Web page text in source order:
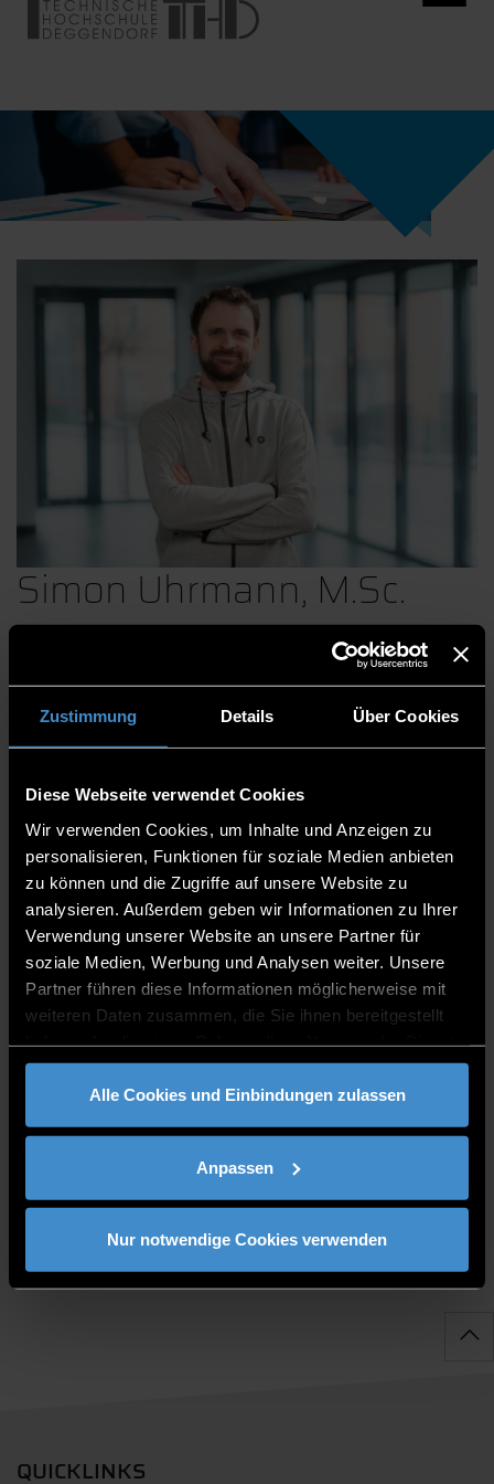
Zustimmung Details Über Cookies
Diese Webseite verwendet Cookies
Wir verwenden Cookies, um Inhalte und Anzeigen zu
personalisieren, Funktionen für soziale Medien anbieten
zu können und die Zugriffe auf unsere Website zu
analysieren. Außerdem geben wir Informationen zu Ihrer
Verwendung unserer Website an unsere Partner für
soziale Medien, Werbung und Analysen weiter. Unsere
Partner führen diese Informationen möglicherweise mit
weiteren Daten zusammen, die Sie ihnen bereitgestellt
gesammelt haben.
Alle Cookies und Einbindungen zulassen
Anpassen
Nur notwendige Cookies verwenden
Simon Uhrmann, M.Sc.
Informatiker M.Sc. mit Schwerpunkt Software und
Data Engineering.
Zentrum für angewandte Forschung
Institut für angewandte Informatik - Technologie
Campus Freyung
Wissenschaftlicher Mitarbeiter
TCF
08551/91764-38
PUBLIKATIONEN
QUICKLINKS